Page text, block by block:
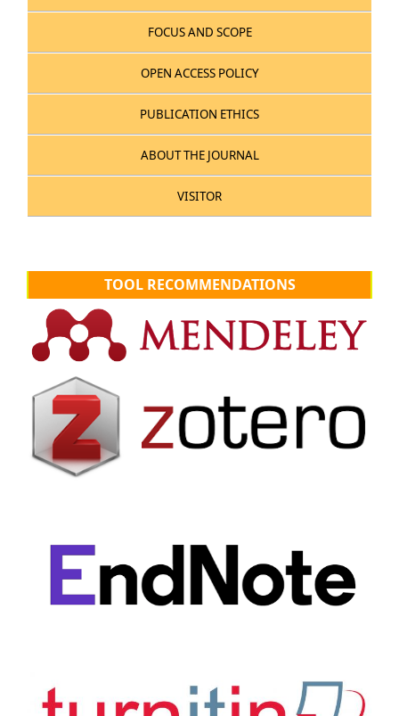
FOCUS AND SCOPE
OPEN ACCESS POLICY
PUBLICATION ETHICS
ABOUT THE JOURNAL
VISITOR
TOOL RECOMMENDATIONS